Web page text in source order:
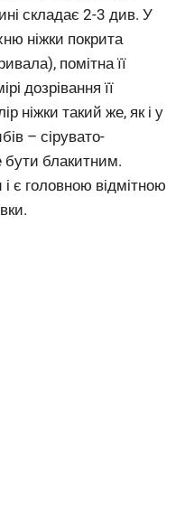
складає 2-3 див. У
ніжки покрита
помітна її
дозрівання її
ніжки такий же, як і у
– сірувато-
бути блакитним.
і є головною відмітною